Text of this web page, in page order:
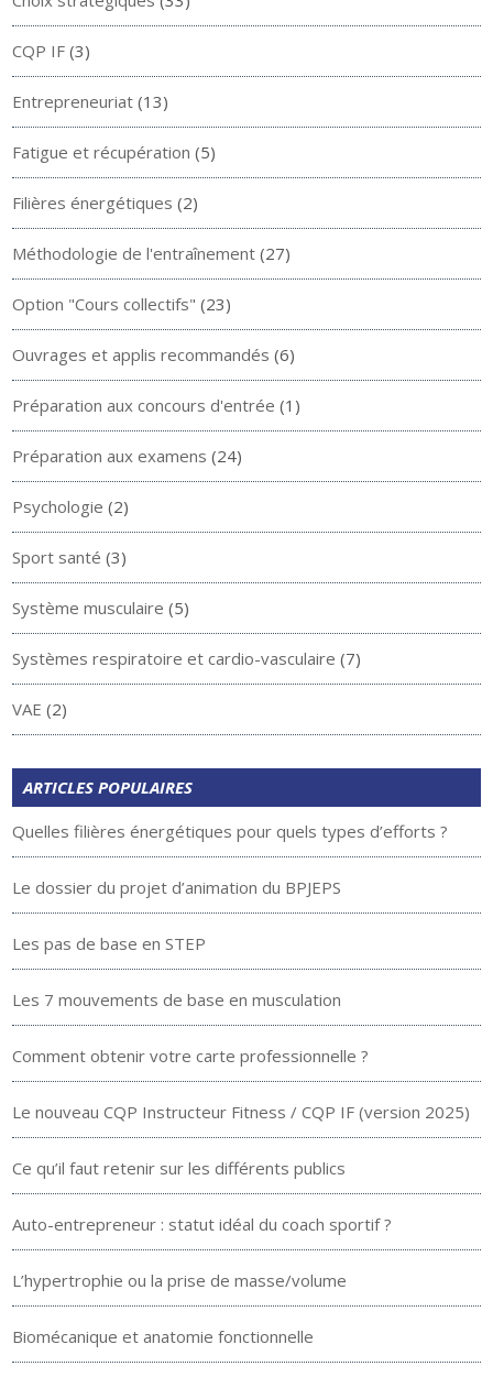
CQP IF (3)
Entrepreneuriat (13)
Fatigue et récupération (5)
Filières énergétiques (2)
Méthodologie de l'entraînement (27)
Option "Cours collectifs" (23)
Ouvrages et applis recommandés (6)
Préparation aux concours d'entrée (1)
Préparation aux examens (24)
Psychologie (2)
Sport santé (3)
Système musculaire (5)
Systèmes respiratoire et cardio-vasculaire (7)
VAE (2)
ARTICLES POPULAIRES
Quelles filières énergétiques pour quels types d’efforts ?
Le dossier du projet d’animation du BPJEPS
Les pas de base en STEP
Les 7 mouvements de base en musculation
Comment obtenir votre carte professionnelle ?
Le nouveau CQP Instructeur Fitness / CQP IF (version 2025)
Ce qu’il faut retenir sur les différents publics
Auto-entrepreneur : statut idéal du coach sportif ?
L’hypertrophie ou la prise de masse/volume
Biomécanique et anatomie fonctionnelle